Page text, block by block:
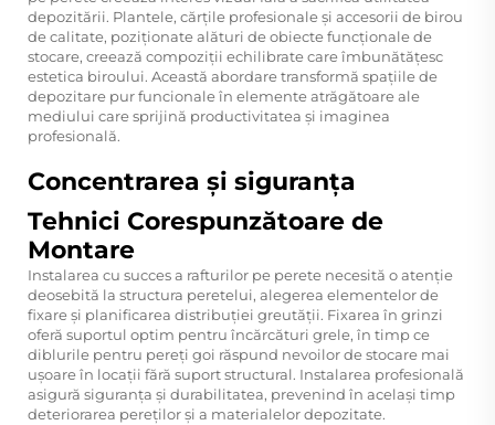
depozitării. Plantele, cărțile profesionale și accesorii de birou
de calitate, poziționate alături de obiecte funcționale de
stocare, creează compoziții echilibrate care îmbunătățesc
estetica biroului. Această abordare transformă spațiile de
depozitare pur funcionale în elemente atrăgătoare ale
mediului care sprijină productivitatea și imaginea
profesională.
Concentrarea și siguranța
Tehnici Corespunzătoare de
Montare
Instalarea cu succes a rafturilor pe perete necesită o atenție
deosebită la structura peretelui, alegerea elementelor de
fixare și planificarea distribuției greutății. Fixarea în grinzi
oferă suportul optim pentru încărcături grele, în timp ce
diblurile pentru pereți goi răspund nevoilor de stocare mai
ușoare în locații fără suport structural. Instalarea profesională
asigură siguranța și durabilitatea, prevenind în același timp
deteriorarea pereților și a materialelor depozitate.